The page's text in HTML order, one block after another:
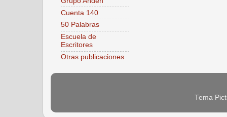
Cuenta 140
50 Palabras
Escuela de
Escritores
Otras publicaciones
Tema